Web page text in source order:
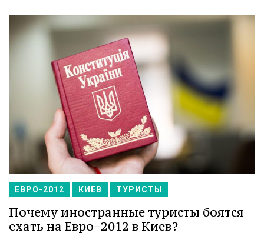
ЕВРО-2012 КИЕВ ТУРИСТЫ
Почему иностранные туристы боятся
ехать на Евро−2012 в Киев?